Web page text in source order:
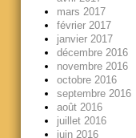
mars 2017
février 2017
janvier 2017
décembre 2016
novembre 2016
octobre 2016
septembre 2016
août 2016
juillet 2016
juin 2016